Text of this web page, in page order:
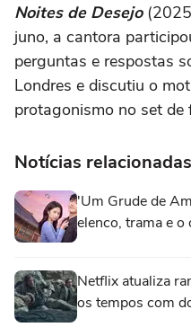
Noites de Desejo
juno, a cantora
perguntas e respostas
Londres e discutiu o
protagonismo no set de
Notícias relacionadas
'Um Grude de
elenco, trama e
Netflix atualiza
os tempos com